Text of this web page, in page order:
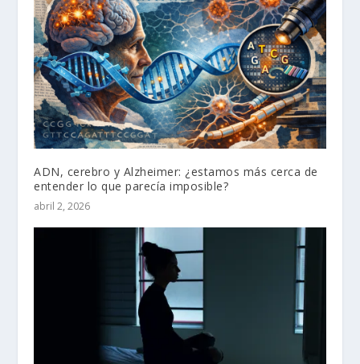
ADN, cerebro y Alzheimer: ¿estamos más cerca de
entender lo que parecía imposible?
abril 2, 2026